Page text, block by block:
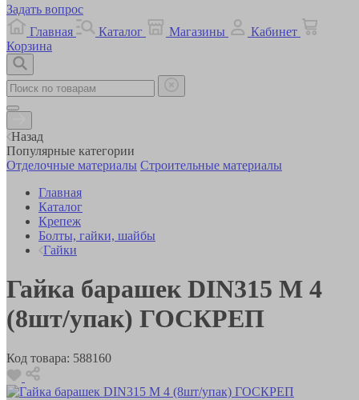
Задать вопрос
Главная
Каталог Магазины
Кабинет
Корзина
Назад
Популярные категории
Отделочные материалы Строительные материалы
Главная
Каталог
Крепеж
Болты, гайки, шайбы
Гайки
Гайка барашек DIN315 M 4
(8шт/упак) ГОСКРЕП
Код товара: 588160